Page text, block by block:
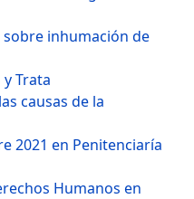
sobre inhumación de
Trata
causas de la
2021 en Penitenciaría
Humanos en